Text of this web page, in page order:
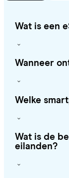
Wat is een
Wanneer
Welke
Wat is de
eilanden?